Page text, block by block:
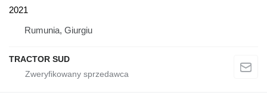
2021
Rumunia, Giurgiu
TRACTOR SUD